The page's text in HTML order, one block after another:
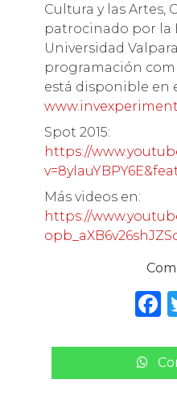
Cultura y las Artes,
patrocinado por la
Universidad
programación
está disponible en
Spot 2015:
https://
Más videos en:
https://